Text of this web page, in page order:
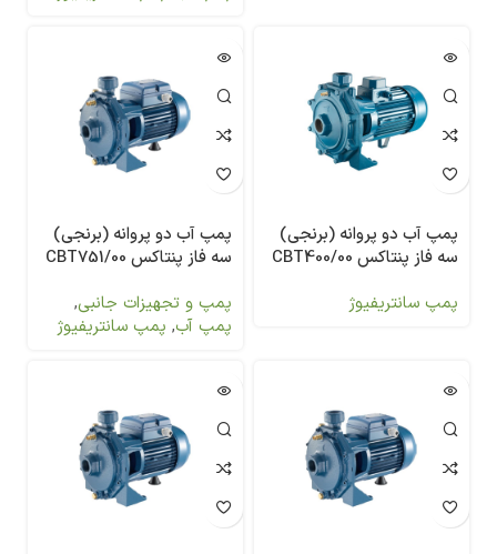
پمپ آب دو پروانه (برنجی)
سه فاز پنتاکس CBT400/00
پمپ سانتریفیوژ
پمپ آب دو پروانه (برنجی)
سه فاز پنتاکس CBT751/00
پمپ و تجهیزات جانبی,
پمپ آب, پمپ سانتریفیوژ